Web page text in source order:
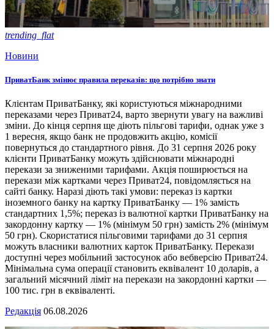
trending_flat
Новини
ПриватБанк змінює правила переказів: що потрібно знати
Клієнтам ПриватБанку, які користуються міжнародними
переказами через Приват24, варто звернути увагу на важливі
зміни. До кінця серпня ще діють пільгові тарифи, однак уже з
1 вересня, якщо банк не продовжить акцію, комісії
повернуться до стандартного рівня. До 31 серпня 2026 року
клієнти ПриватБанку можуть здійснювати міжнародні
перекази за зниженими тарифами. Акція поширюється на
перекази між картками через Приват24, повідомляється на
сайті банку. Наразі діють такі умови: переказ із картки
іноземного банку на картку ПриватБанку — 1% замість
стандартних 1,5%; переказ із валютної картки ПриватБанку на
закордонну картку — 1% (мінімум 50 грн) замість 2% (мінімум
50 грн). Скористатися пільговими тарифами до 31 серпня
можуть власники валютних карток ПриватБанку. Перекази
доступні через мобільний застосунок або вебверсію Приват24.
Мінімальна сума операції становить еквівалент 10 доларів, а
загальний місячний ліміт на перекази на закордонні картки —
100 тис. грн в еквіваленті.
Редакція 06.08.2026